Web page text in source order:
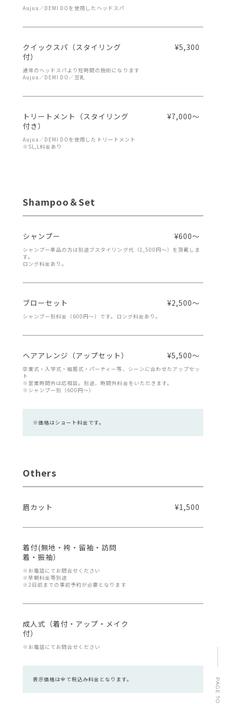
Aujua／DEMI DOを使用したヘッドスパ
クイックスパ（スタイリング
付）
¥5,300
通常のヘッドスパより短時間の施術になります
Aujua／DEMI DO／豆乳
トリートメント（スタイリング
付き）
¥7,000～
Aujua／DEMI DOを使用したトリートメント
※SL,L料金あり
Shampoo＆Set
シャンプー ¥600～
シャンプー単品の方は別途ブスタイリング代（1,500円～）を頂戴しま
す。
ロング料金あり。
ブローセット ¥2,500～
シャンプー別料金（600円～）です。ロング料金あり。
ヘアアレンジ（アップセット） ¥5,500～
卒業式・入学式・結婚式・パーティー等、シーンに合わせたアップセッ
ト
※営業時間外は応相談。別途、時間外料金をいただきます。
※シャンプー別（600円～）
※価格はショート料金です。
Others
眉カット ¥1,500
着付(無地・袴・留袖・訪問
着・振袖）
※お電話にてお問合せください
※早朝料金等別途
※2日前までの事前予約が必要となります
成人式（着付・アップ・メイク
付）
※お電話にてお問合せください
表示価格は全て税込み料金となります。 PAGE TOP